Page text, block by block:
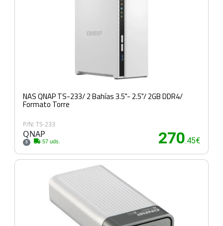
NAS QNAP TS-233/ 2 Bahías 3.5"- 2.5"/ 2GB DDR4/
Formato Torre
P/N: TS-233
QNAP
3 57 uds. 270.45€